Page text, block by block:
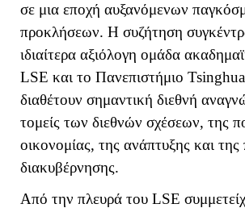
σε μια εποχή αυξανόμενων
προκλήσεων. Η συζήτηση
ιδιαίτερα αξιόλογη ομάδα
LSE και το Πανεπιστήμιο Tsinghua
διαθέτουν σημαντική διεθνή
τομείς των διεθνών σχέσεων, της
οικονομίας, της ανάπτυξης και της
διακυβέρνησης.
Από την πλευρά του LSE